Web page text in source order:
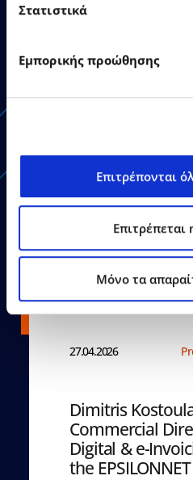
Στατιστικά
Εμπορικής προώθησης
Επιτρέπονται
Επιτρέπεται
Mόνο τα
highlights
in AI as Gold
Agentic AI
27.04.2026
Dimitris
Commercial
Digital & e-
the